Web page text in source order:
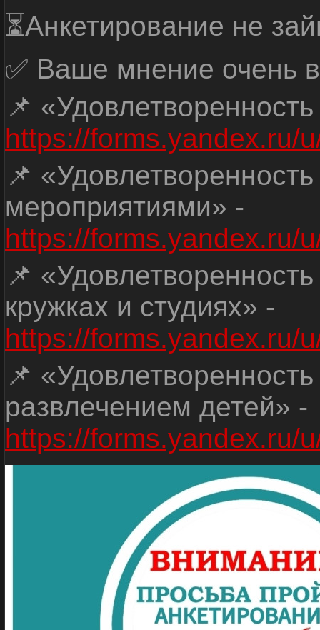
⏳Анкетирование не
✅ Ваше мнение очень
📌
https://forms.yandex.ru/
📌
мероприятиями» -
https://forms.yandex.ru/
📌
кружках и студиях» -
https://forms.yandex.ru/
📌
развлечением детей» -
https://forms.yandex.ru/